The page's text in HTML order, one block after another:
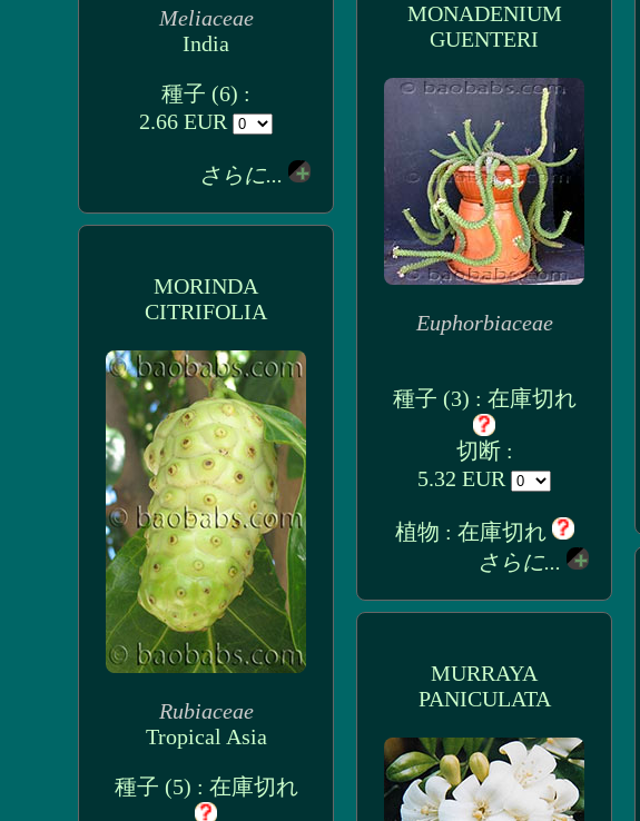
Meliaceae
India
種子 (6) :
2.66 EUR
さらに...
MONADENIUM
GUENTERI
Euphorbiaceae
種子 (3) : 在庫切れ
切断 :
5.32 EUR
植物 : 在庫切れ
さらに...
MORINDA
CITRIFOLIA
Rubiaceae
Tropical Asia
種子 (5) : 在庫切れ
MURRAYA
PANICULATA